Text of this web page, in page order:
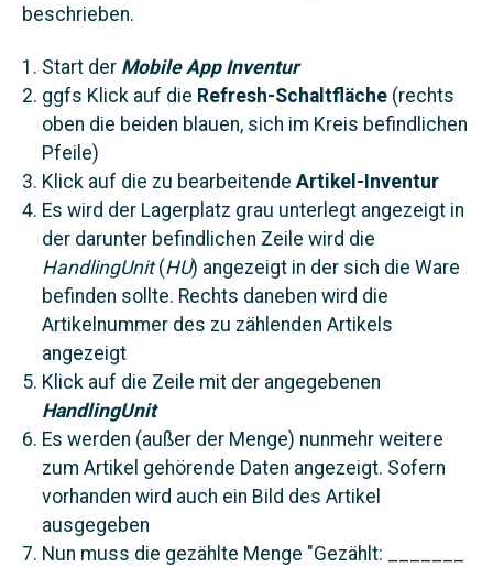
beschrieben.
Start der Mobile App Inventur
ggfs Klick auf die Refresh-Schaltfläche(rechts
oben die beiden blauen, sich im Kreis befindlichen
Pfeile)
Klick auf die zu bearbeitende Artikel-Inventur
Es wird der Lagerplatz grau unterlegt angezeigt in
der darunter befindlichen Zeile wird die
HandlingUnit(HU) angezeigt in der sich die Ware
befinden sollte. Rechts daneben wird die
Artikelnummer des zu zählenden Artikels
angezeigt
Klick auf die Zeile mit der angegebenen
HandlingUnit
Es werden (außer der Menge) nunmehr weitere
zum Artikel gehörende Daten angezeigt. Sofern
vorhanden wird auch ein Bild des Artikel
ausgegeben
Nun muss die gezählte Menge "Gezählt: _______